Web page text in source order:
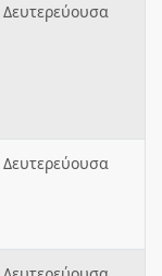
Δευτερεύουσα
Δευτερεύουσα